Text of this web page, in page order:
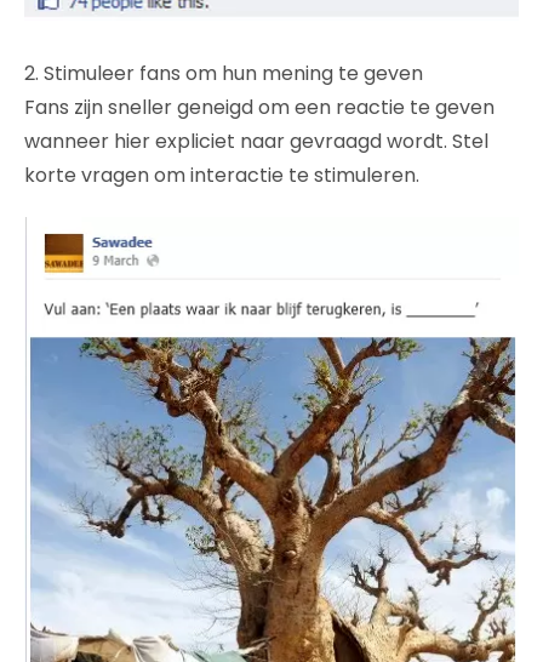
2. Stimuleer fans om hun mening te geven
Fans zijn sneller geneigd om een reactie te geven
wanneer hier expliciet naar gevraagd wordt. Stel
korte vragen om interactie te stimuleren.